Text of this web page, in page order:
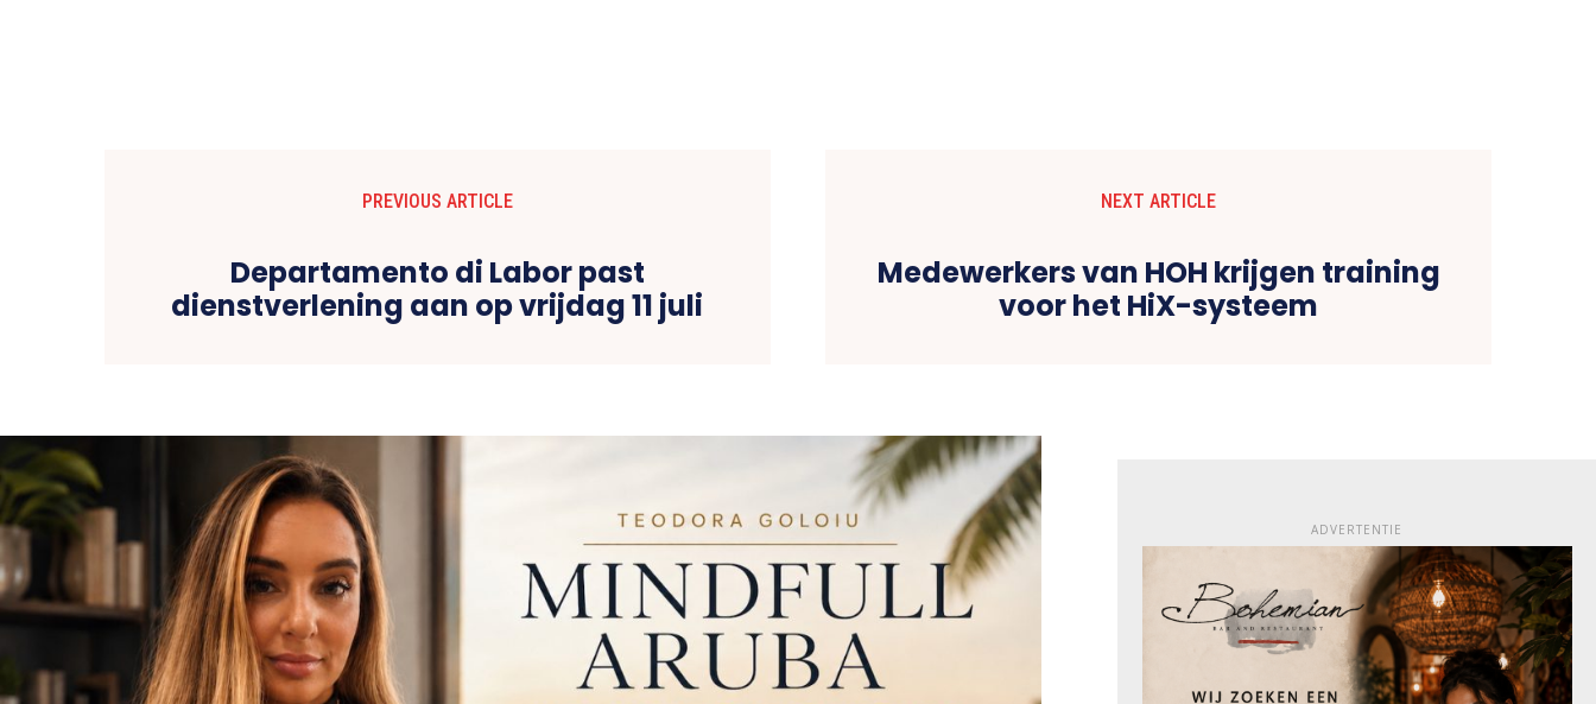
PREVIOUS ARTICLE
Departamento di Labor past
dienstverlening aan op vrijdag 11 juli
NEXT ARTICLE
Medewerkers van HOH krijgen training
voor het HiX-systeem